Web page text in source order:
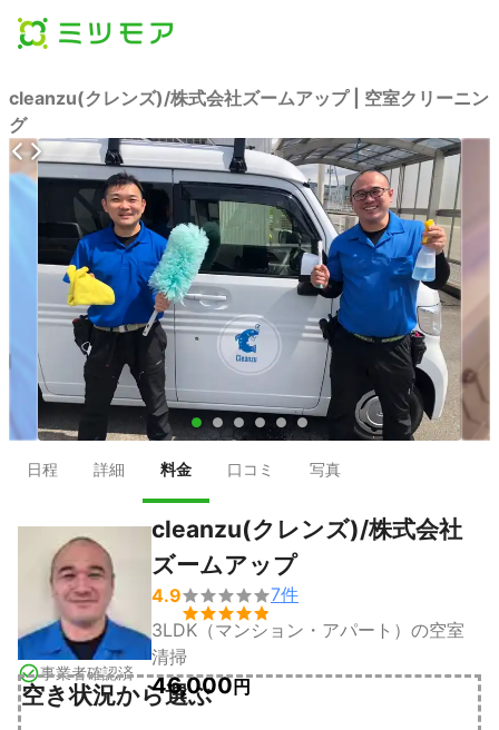
cleanzu(クレンズ)/株式会社ズームアップ | 空室クリーニン
グ
● ● ● ● ● ●
日程 詳細 料金 口コミ 写真
事業者確認済
cleanzu(クレンズ)/株式会社
ズームアップ
4.9

7件
3LDK（マンション・アパート）の空室
清掃
46,000円
空き状況から選ぶ